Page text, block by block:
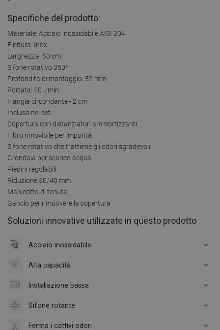
Specifiche del prodotto:
Materiale: Acciaio inossidabile AISI 304
Finitura: Inox
Larghezza: 50 cm
Sifone rotativo 360°
Profondità di montaggio: 52 mm
Portata: 50 l/min
Flangia circondante - 2 cm
Incluso nel set:
Copertura con distanziatori ammortizzanti
Filtro rimovibile per impurità
Sifone rotativo che trattiene gli odori sgradevoli
Grondaia per scarico acqua
Piedini regolabili
Riduzione 50/40 mm
Manicotto di tenuta
Gancio per rimuovere la copertura
Soluzioni innovative utilizzate in questo prodotto
Acciaio inossidabile
Alta capacità
Installazione bassa
Sifone rotante
Ferma i cattivi odori